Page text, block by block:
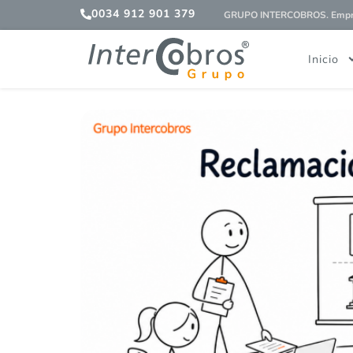
0034 912 901 379 GRUPO INTERCOBROS.
Inicio